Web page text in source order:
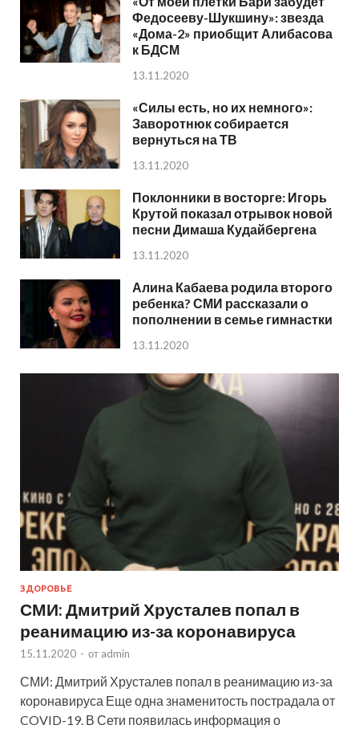
Федосееву-Шукшину»: звезда
«Дома-2» приобщит Алибасова
к БДСМ
13.11.2020
«Силы есть, но их немного»:
Заворотнюк собирается
вернуться на ТВ
13.11.2020
Поклонники в восторге: Игорь
Крутой показал отрывок новой
песни Димаша Кудайбергена
13.11.2020
Алина Кабаева родила второго
ребенка? СМИ рассказали о
пополнении в семье гимнастки
13.11.2020
ЗДОРОВЬЕ
СМИ: Дмитрий Хрусталев попал в
реанимацию из-за коронавируса
15.11.2020 - от admin
СМИ: Дмитрий Хрусталев попал в реанимацию из-за
коронавируса Еще одна знаменитость пострадала от
COVID-19. В Сети появилась информация о